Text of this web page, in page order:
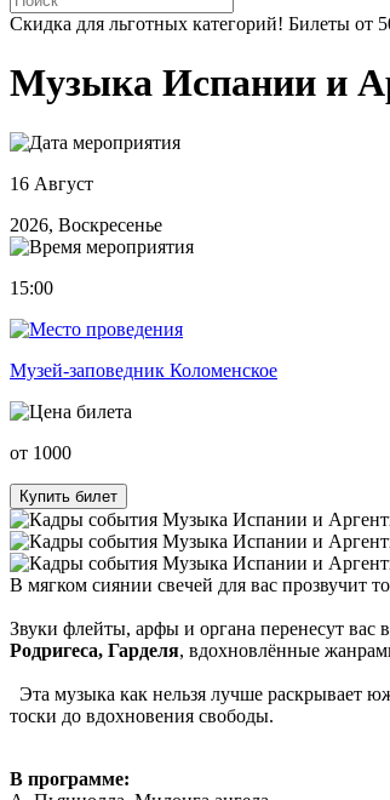
Скидка для льготных категорий! Билеты от
Музыка Испании и
16 Август
2026, Воскресенье
15:00
Музей-заповедник Коломенское
от 1000
Купить билет
В мягком сиянии свечей для вас прозвучит
Звуки флейты, арфы и органа перенесут вас
Родригеса, Гарделя, вдохновлённые
Эта музыка как нельзя лучше раскрывает
тоски до вдохновения свободы.
В программе: